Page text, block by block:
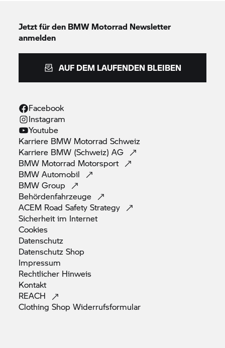
Jetzt für den BMW Motorrad Newsletter
anmelden
AUF DEM LAUFENDEN BLEIBEN
Facebook
Instagram
Youtube
Karriere BMW Motorrad Schweiz
Karriere BMW (Schweiz)AG
BMW Motorrad Motorsport
BMWAutomobil
BMWGroup
Behördenfahrzeuge
ACEM Road SafetyStrategy
Sicherheit im Internet
Cookies
Datenschutz
DatenschutzShop
Impressum
Rechtlicher Hinweis
Kontakt
REACH
Clothing ShopWiderrufsformular